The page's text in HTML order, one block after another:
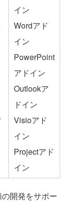
イン
Wordアド
イン
PowerPoint
アドイン
Outlookア
ドイン
Visioアド
イン
Projectアド
イン
開発をサポー